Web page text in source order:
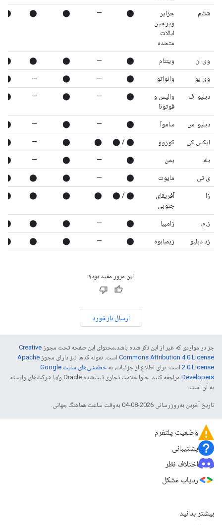
ششم
جزایر
ویرجین
ایالات
متحده
⬤
—
⬤
⬤
⬤
وی ان ویتنام ⬤
—
⬤
⬤
⬤
وی یو وانواتو ⬤
—
⬤
—
⬤
دبلیو اف
والیس و
فوتونا
⬤
—
⬤
—
⬤
دبلیو اس ساموآ ⬤
—
⬤
—
⬤
ایکس کی کوزوو ⬤ / ⬤
⬤
⬤
—
⬤
بله یمن ⬤
—
⬤
—
⬤
ی تی مایوت ⬤
—
⬤
⬤
⬤
زا
آفریقای
جنوبی
⬤ / ⬤
⬤
⬤
⬤
⬤
ز.م. زامبیا ⬤
—
⬤
⬤
⬤
زد دبلیو زیمبابوه ⬤
—
⬤
⬤
⬤
این مرور مفید بود؟
ارسال بازخورد
جز در مواردی که غیر از این ذکر شده باشد،‌محتوای این صفحه تحت مجوز Creative
Commons Attribution 4.0 License است. نمونه کدها نیز دارای مجوز Apache
2.0 License است. برای اطلاع از جزئیات، به
خطمشی‌های سایت Google
Developers‏
مراجعه کنید. جاوا علامت تجاری ثبت‌شده Oracle و/یا شرکت‌های وابسته
به آن است.
تاریخ آخرین به‌روزرسانی 2026-08-04 به‌وقت ساعت هماهنگ جهانی.
وضعیت پلتفرم
پشتیبانی
اختلاف نظر
ردیاب مشکل
بیشتر بدانید